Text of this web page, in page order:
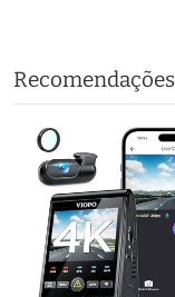
Recomendações